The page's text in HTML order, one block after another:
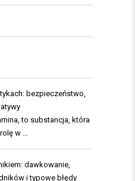
bezpieczeństwo,
to substancja, która
w …
dawkowanie,
i typowe błędy